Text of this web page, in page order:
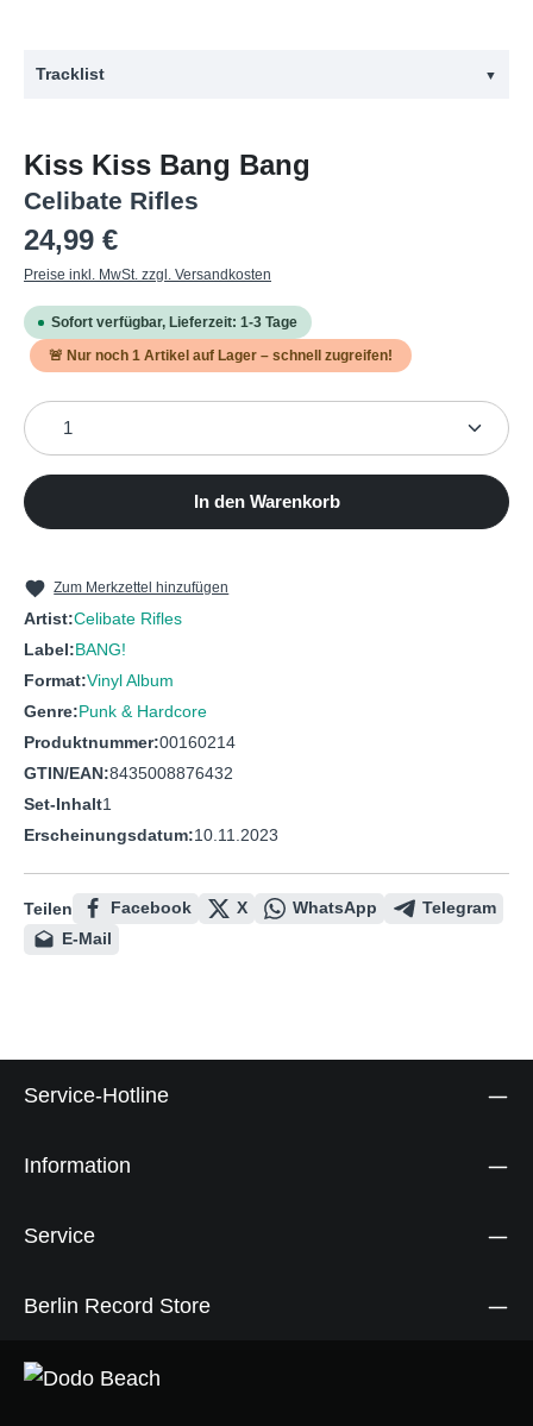
Tracklist ▼
1 Back in the Red
2 Temper Temper
3 Jns
4 Pretty Colours
5 Nether World
6 Some Kinda Feeling
7
8 Carmine Vattelly (n.Y.N.Y.C)
11 Sometimes
12 Burn My Eye
Kiss Kiss Bang Bang
Celibate Rifles
Regulärer Preis:
24,99 €
Preise inkl. MwSt. zzgl. Versandkosten
Sofort verfügbar, Lieferzeit: 1-3 Tage
🚨 Nur noch 1 Artikel auf Lager – schnell zugreifen!
Produkt Anzahl: Gib den gewünschten Wert ein
In den Warenkorb
Zum Merkzettel hinzufügen
Artist:Celibate Rifles
Label:BANG!
Format:Vinyl Album
Genre:Punk & Hardcore
Produktnummer:00160214
GTIN/EAN:8435008876432
Set-Inhalt1
Erscheinungsdatum:10.11.2023
Teilen Facebook X WhatsApp
Telegram
E-Mail
Service-Hotline
Information
Service
Berlin Record Store